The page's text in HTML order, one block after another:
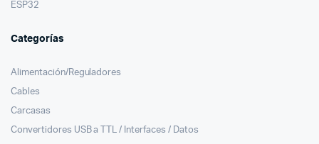
ESP32
Categorías
Alimentación/Reguladores
Cables
Carcasas
Convertidores USB a TTL / Interfaces / Datos